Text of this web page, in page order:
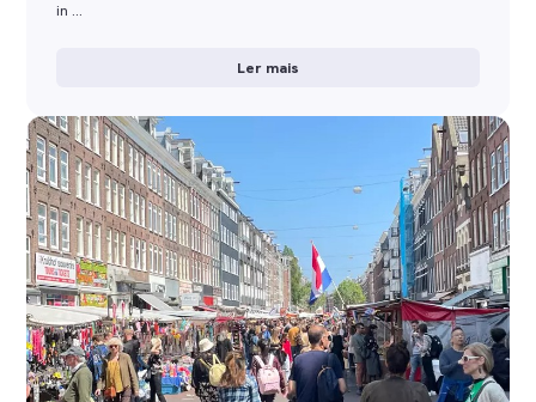
in …
Ler mais